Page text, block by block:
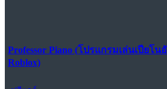
Professor Piano (โปรแกรมเล่นเปียโ
Roblox)